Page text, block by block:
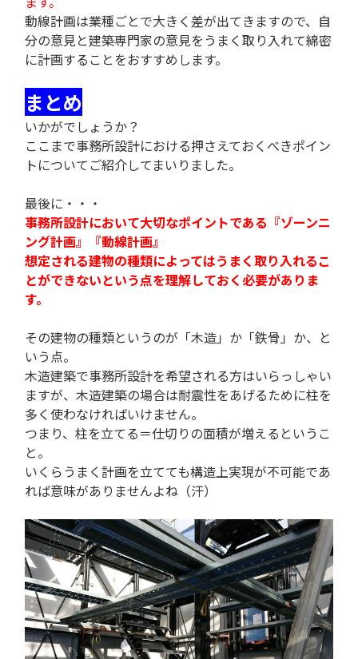
動線計画は業種ごとで大きく差が出てきますので、自
分の意見と建築専門家の意見をうまく取り入れて綿密
に計画することをおすすめします。
まとめ
いかがでしょうか？
ここまで事務所設計における押さえておくべきポイン
トについてご紹介してまいりました。
最後に・・・
事務所設計において大切なポイントである『ゾーンニ
ング計画』『動線計画』
想定される建物の種類によってはうまく取り入れるこ
とができないという点を理解しておく必要がありま
す。
その建物の種類というのが「木造」か「鉄骨」か、と
いう点。
木造建築で事務所設計を希望される方はいらっしゃい
ますが、木造建築の場合は耐震性をあげるために柱を
多く使わなければいけません。
つまり、柱を立てる＝仕切りの面積が増えるというこ
と。
いくらうまく計画を立てても構造上実現が不可能であ
れば意味がありませんよね（汗）